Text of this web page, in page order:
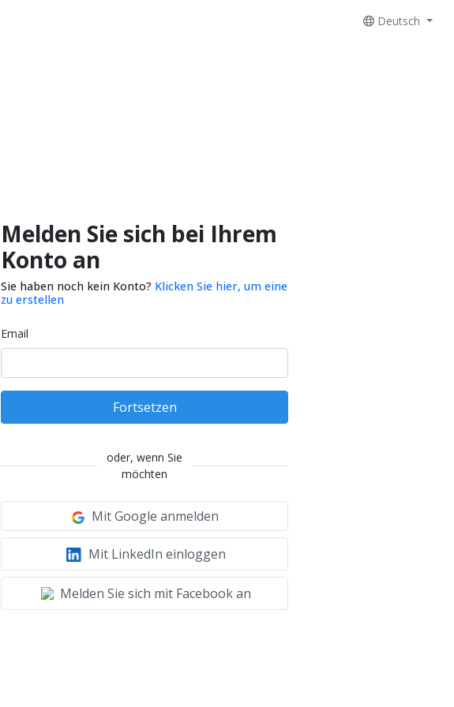
Deutsch
Melden Sie sich bei Ihrem
Konto an
Sie haben noch kein Konto? Klicken Sie hier, um eine
zu erstellen
Email
Fortsetzen
oder, wenn Sie
möchten
Mit Google anmelden
Mit LinkedIn einloggen
Melden Sie sich mit Facebook an